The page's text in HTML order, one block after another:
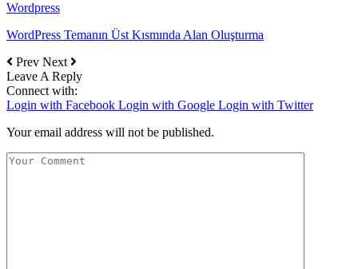
Wordpress
WordPress Temanın Üst Kısmında Alan Oluşturma
Prev Next
Leave A Reply
Connect with:
Login with Facebook Login with Google Login with Twitter
Your email address will not be published.